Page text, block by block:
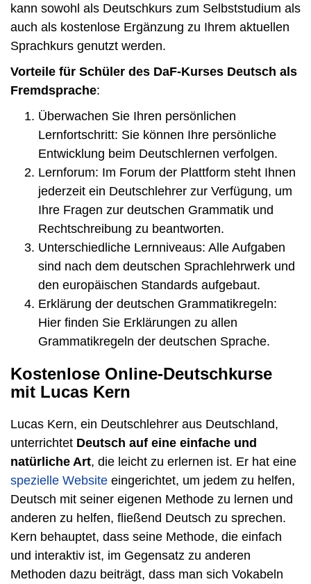
kann sowohl als Deutschkurs zum Selbststudium als
auch als kostenlose Ergänzung zu Ihrem aktuellen
Sprachkurs genutzt werden.
Vorteile für Schüler des DaF-Kurses Deutsch als
Fremdsprache:
Überwachen Sie Ihren persönlichen
Lernfortschritt: Sie können Ihre persönliche
Entwicklung beim Deutschlernen verfolgen.
Lernforum: Im Forum der Plattform steht Ihnen
jederzeit ein Deutschlehrer zur Verfügung, um
Ihre Fragen zur deutschen Grammatik und
Rechtschreibung zu beantworten.
Unterschiedliche Lernniveaus: Alle Aufgaben
sind nach dem deutschen Sprachlehrwerk und
den europäischen Standards aufgebaut.
Erklärung der deutschen Grammatikregeln:
Hier finden Sie Erklärungen zu allen
Grammatikregeln der deutschen Sprache.
Kostenlose Online-Deutschkurse
mit Lucas Kern
Lucas Kern, ein Deutschlehrer aus Deutschland,
unterrichtet Deutsch auf eine einfache und
natürliche Art, die leicht zu erlernen ist. Er hat eine
spezielle Website eingerichtet, um jedem zu helfen,
Deutsch mit seiner eigenen Methode zu lernen und
anderen zu helfen, fließend Deutsch zu sprechen.
Kern behauptet, dass seine Methode, die einfach
und interaktiv ist, im Gegensatz zu anderen
Methoden dazu beiträgt, dass man sich Vokabeln